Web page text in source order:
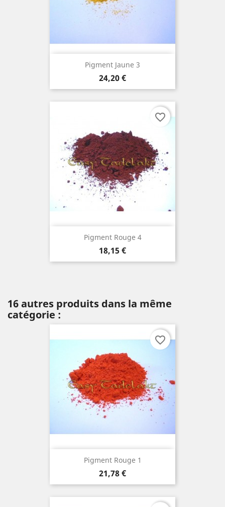
Pigment Jaune 3
Prix
24,20 €
Pigment Rouge 4
Prix
18,15 €
favorite_border
16 autres produits dans la même
catégorie :
Pigment Rouge 1
Prix
21,78 €
favorite_border